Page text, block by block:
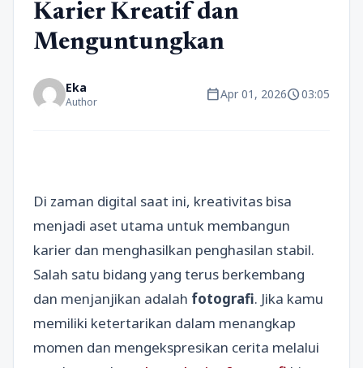
Karier Kreatif dan
Menguntungkan
Eka
Author calendar_todayApr 01, 2026schedule03:05
Di zaman digital saat ini, kreativitas bisa
menjadi aset utama untuk membangun
karier dan menghasilkan penghasilan stabil.
Salah satu bidang yang terus berkembang
dan menjanjikan adalah fotografi. Jika kamu
memiliki ketertarikan dalam menangkap
momen dan mengekspresikan cerita melalui